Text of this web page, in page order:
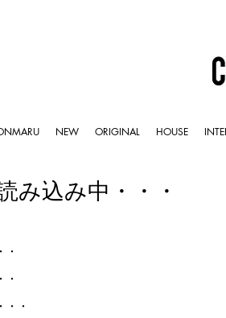
NEW ORIGINAL HOUSE
み込み中・・・
・
・
・・